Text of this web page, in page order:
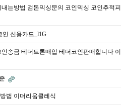
는방법 검돈믹싱문의 코인믹싱 코인추적피
인 신용카드_l1G
송금 테더트론매입 테더코인판매합니다 이
법 이더리움클레식